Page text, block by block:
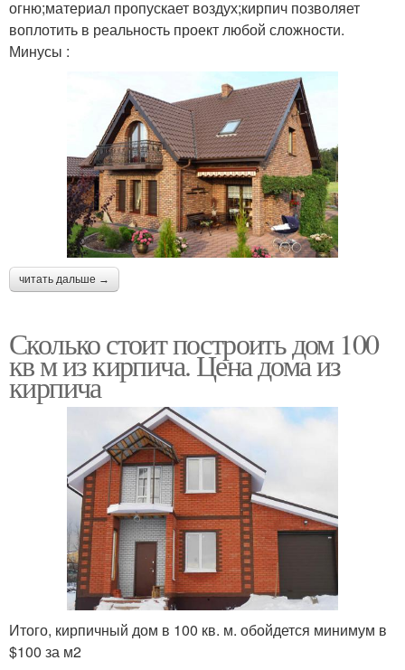
огню;материал пропускает воздух;кирпич позволяет
воплотить в реальность проект любой сложности.
Минусы :
читать дальше →
Сколько стоит построить дом 100
кв м из кирпича. Цена дома из
кирпича
Итого, кирпичный дом в 100 кв. м. обойдется минимум в
$100 за м2